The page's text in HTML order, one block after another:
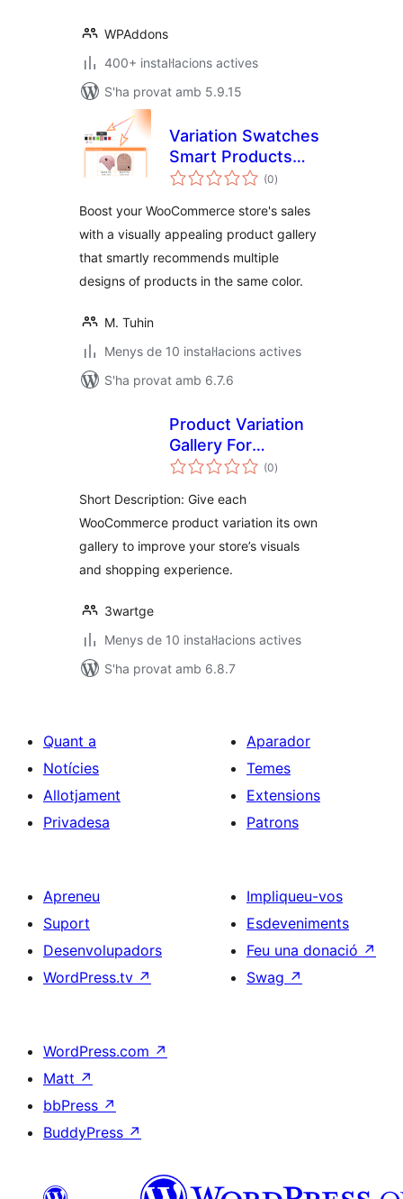
WPAddons
400+ instal·lacions actives
S'ha provat amb 5.9.15
Variation Swatches
Smart Products
Gallery for
(0puntuacions
totals
)
Boost your WooCommerce store's sales
with a visually appealing product gallery
that smartly recommends multiple
designs of products in the same color.
M. Tuhin
Menys de 10 instal·lacions actives
S'ha provat amb 6.7.6
Product Variation
Gallery For
WooCommerce
(0puntuacions
totals
)
Short Description: Give each
WooCommerce product variation its own
gallery to improve your store’s visuals
and shopping experience.
3wartge
Menys de 10 instal·lacions actives
S'ha provat amb 6.8.7
Quant a
Notícies
Allotjament
Privadesa
Aparador
Temes
Extensions
Patrons
Apreneu
Suport
Desenvolupadors
WordPress.tv ↗
Impliqueu-vos
Esdeveniments
Feu una donació ↗
Swag ↗
WordPress.com ↗
Matt ↗
bbPress ↗
BuddyPress ↗